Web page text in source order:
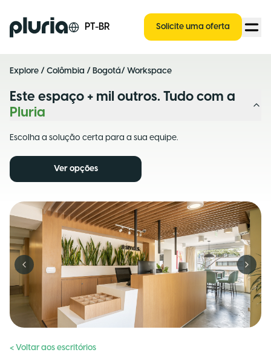
Logo Pluria PT-BR Solicite uma oferta
Explore / Colômbia / Bogotá/ Workspace
Este espaço + mil outros. Tudo com a
Pluria
Escolha a solução certa para a sua equipe.
Ver opções
Previous slide Next
< Voltar aos escritórios